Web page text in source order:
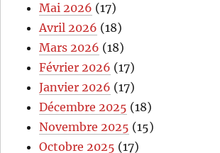
Mai 2026 (17)
Avril 2026 (18)
Mars 2026 (18)
Février 2026 (17)
Janvier 2026 (17)
Décembre 2025 (18)
Novembre 2025 (15)
Octobre 2025 (17)